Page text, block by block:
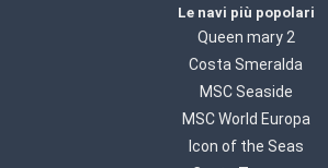
Le navi più popolari
Queen mary 2
Costa Smeralda
MSC Seaside
MSC World Europa
Icon of the Seas